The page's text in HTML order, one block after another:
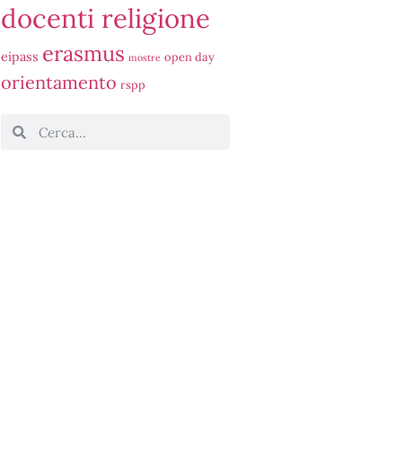
docenti religione
eipass erasmus mostre open day
orientamento rspp